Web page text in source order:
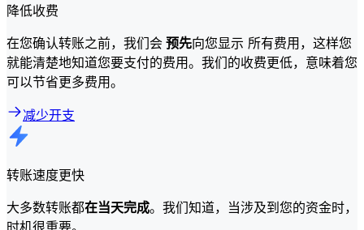
降低收费
在您确认转账之前，我们会 预先向您显示 所有费用，这样您
就能清楚地知道您要支付的费用。我们的收费更低，意味着您
可以节省更多费用。
减少开支
转账速度更快
大多数转账都在当天完成。我们知道，当涉及到您的资金时，
时机很重要。